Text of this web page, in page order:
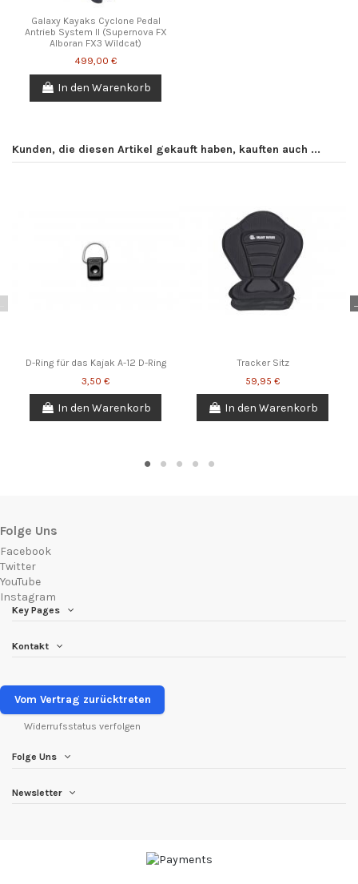
Galaxy Kayaks Cyclone Pedal
Antrieb System II (Supernova FX
Alboran FX3 Wildcat)
499,00 €
In den Warenkorb
Kunden, die diesen Artikel gekauft haben, kauften auch ...
D-Ring für das Kajak A-12 D-Ring
3,50 €
In den Warenkorb
Tracker Sitz
59,95 €
In den Warenkorb
Folge Uns
Facebook
Twitter
YouTube
Instagram
Key Pages
Kontakt
Vom Vertrag zurücktreten
Widerrufsstatus verfolgen
Folge Uns
Newsletter